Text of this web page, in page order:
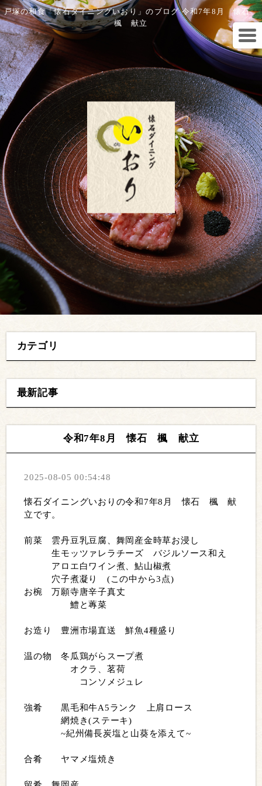
戸塚の和食「懐石ダイニングいおり」のブログ 令和7年8月 懐石
楓 献立
カテゴリ
最新記事
令和7年8月 懐石 楓 献立
2025-08-05 00:54:48
懐石ダイニングいおりの令和7年8月 懐石 楓 献
立です。
前菜 雲丹豆乳豆腐、舞岡産金時草お浸し
生モッツァレラチーズ バジルソース和え
アロエ白ワイン煮、鮎山椒煮
穴子煮凝り (この中から3点)
お椀 万願寺唐辛子真丈
鱧と蓴菜
お造り 豊洲市場直送 鮮魚4種盛り
温の物 冬瓜鶏がらスープ煮
オクラ、茗荷
コンソメジュレ
強肴 黒毛和牛A5ランク 上肩ロース
網焼き(ステーキ)
~紀州備長炭塩と山葵を添えて~
合肴 ヤマメ塩焼き